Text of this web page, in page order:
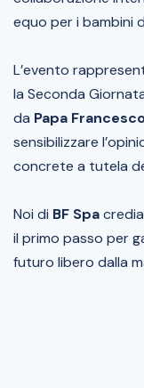
equo per i bambini
L’evento
la Seconda
da Papa
sensibilizzare
concrete a tutela
Noi di BF Spa
il primo passo per
futuro libero dalla